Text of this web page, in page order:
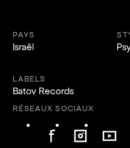
PAYS
Israël
LABELS
Batov Records
RÉSEAUX SOCIAUX
Suivre l'artiste sur
Suivre